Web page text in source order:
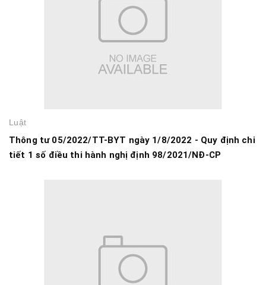
Luật
Thông tư 05/2022/TT-BYT ngày 1/8/2022 - Quy định chi
tiết 1 số điều thi hành nghị định 98/2021/NĐ-CP